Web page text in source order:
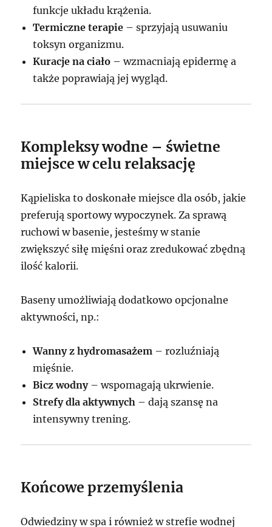
funkcje układu krążenia.
Termiczne terapie – sprzyjają usuwaniu
toksyn organizmu.
Kuracje na ciało – wzmacniają epidermę a
także poprawiają jej wygląd.
Kompleksy wodne – świetne
miejsce w celu relaksację
Kąpieliska to doskonałe miejsce dla osób, jakie
preferują sportowy wypoczynek. Za sprawą
ruchowi w basenie, jesteśmy w stanie
zwiększyć siłę mięśni oraz zredukować zbędną
ilość kalorii.
Baseny umożliwiają dodatkowo opcjonalne
aktywności, np.:
Wanny z hydromasażem – rozluźniają
mięśnie.
Bicz wodny– wspomagają ukrwienie.
Strefy dla aktywnych – dają szansę na
intensywny trening.
Końcowe przemyślenia
Odwiedziny w spa i również w strefie wodnej